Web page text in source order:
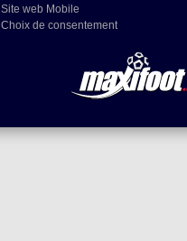
Site web Mobile
Choix de consentement